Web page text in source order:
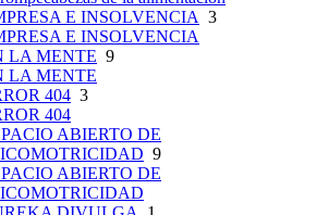
E INSOLVENCIA 3
E INSOLVENCIA
LA MENTE 9
LA MENTE
404 3
404
ABIERTO DE
9
ABIERTO DE